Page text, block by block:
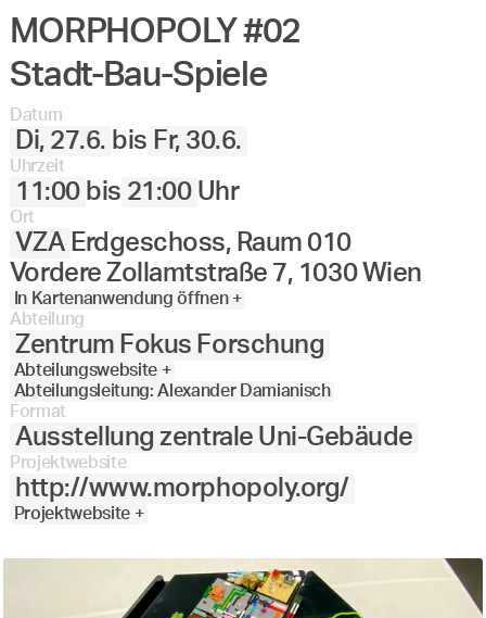
27. 28. 29. 30.Juni
MORPHOPOLY #02
Stadt-Bau-Spiele
Datum
Di, 27.6. bis Fr, 30.6.
Uhrzeit
11:00 bis 21:00 Uhr
Ort
VZA Erdgeschoss, Raum 010
Vordere Zollamtstraße 7, 1030 Wien
In Kartenanwendung öffnen +
Abteilung
Zentrum Fokus Forschung
Abteilungswebsite +
Abteilungsleitung: Alexander Damianisch
Format
Ausstellung zentrale Uni-Gebäude
Projektwebsite
http://www.morphopoly.org/
Projektwebsite +